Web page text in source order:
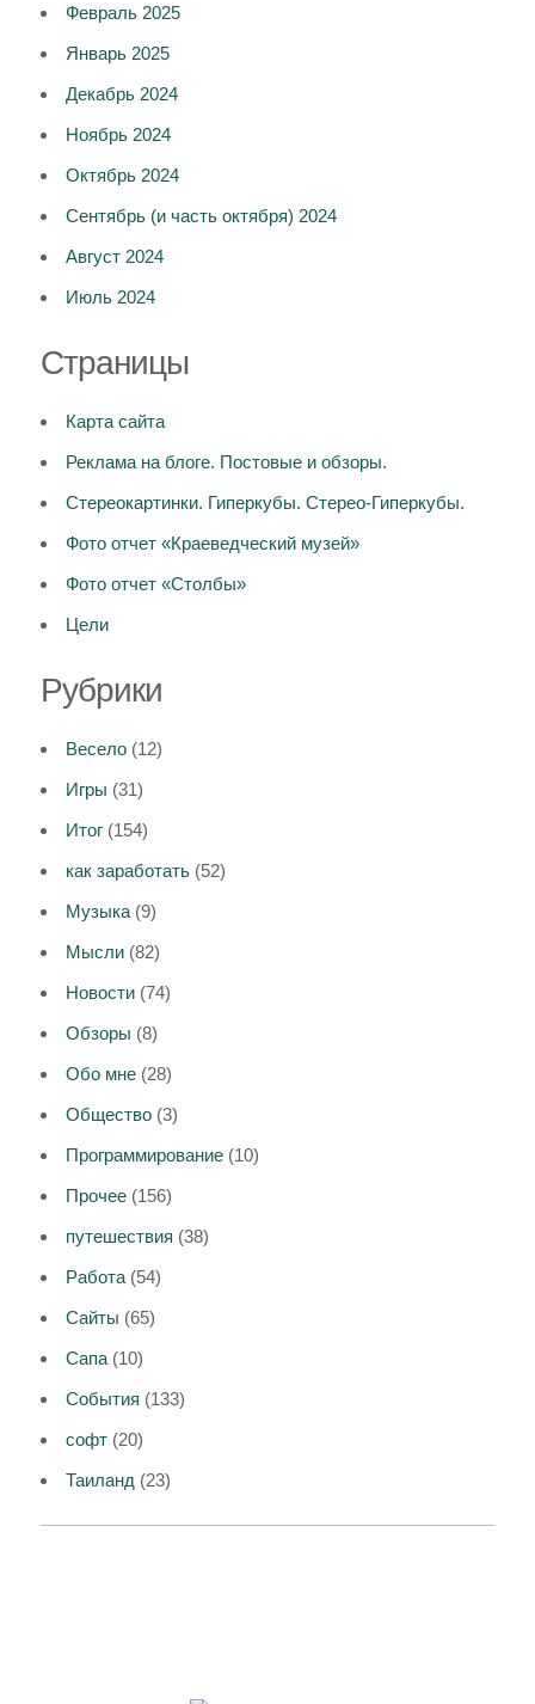
Февраль 2025
Январь 2025
Декабрь 2024
Ноябрь 2024
Октябрь 2024
Сентябрь (и часть октября) 2024
Август 2024
Июль 2024
Страницы
Карта сайта
Реклама на блоге. Постовые и обзоры.
Стереокартинки. Гиперкубы. Стерео-Гиперкубы.
Фото отчет «Краеведческий музей»
Фото отчет «Столбы»
Цели
Рубрики
Весело(12)
Игры (31)
Итог(154)
как заработать(52)
Музыка(9)
Мысли(82)
Новости(74)
Обзоры (8)
Обо мне(28)
Общество(3)
Программирование(10)
Прочее(156)
путешествия (38)
Работа(54)
Сайты (65)
Сапа(10)
События (133)
софт(20)
Таиланд (23)